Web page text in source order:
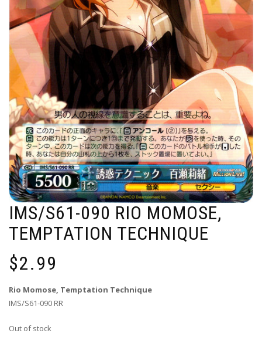
IMS/S61-090 RIO MOMOSE,
TEMPTATION TECHNIQUE
$2.99
Rio Momose, Temptation Technique
IMS/S61-090 RR
Out of stock